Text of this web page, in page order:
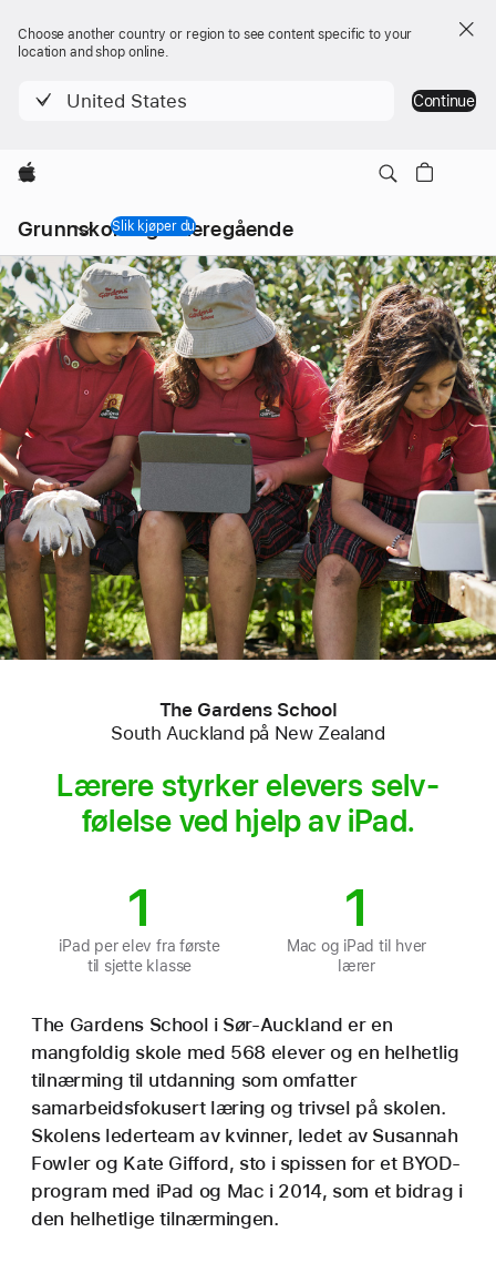
Choose another country or region to see content specific to your
location and shop online.
United States Continue
Apple
Grunnskole ogvideregående
navigering
åpne
meny
Slik kjøper du
The Gardens School
South Auckland på New Zealand
Lærere styrker elevers selv­
følelse ved hjelp av iPad.
1
iPad per elev fra første
til sjette klasse
1
Mac og iPad til hver
lærer
The Gardens School i Sør-Auckland er en
mangfoldig skole med 568 elever og en helhetlig
tilnærming til utdanning som omfatter
samarbeids­fokusert læring og trivsel på skolen.
Skolens lederteam av kvinner, ledet av Susannah
Fowler og Kate Gifford, sto i spissen for et BYOD-
program med iPad og Mac i 2014, som et bidrag i
den helhetlige tilnærmingen.